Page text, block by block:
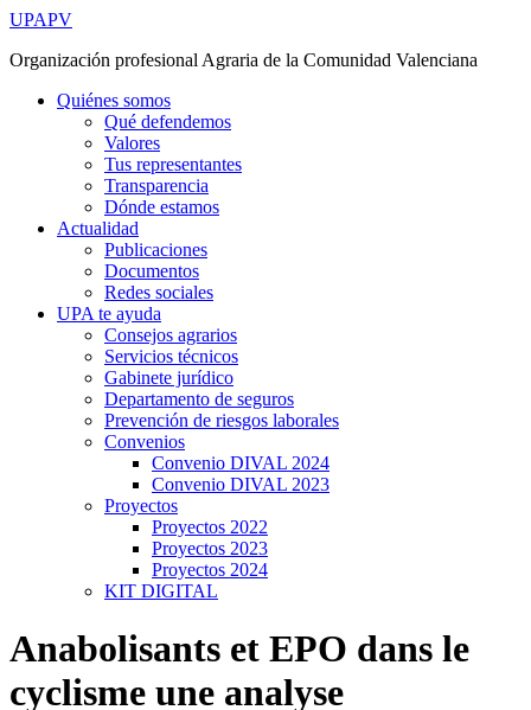
Ir
contenido
UPAPV
Organización profesional Agraria de la Comunidad Valenciana
Quiénes somos
Qué defendemos
Valores
Tus representantes
Transparencia
Dónde estamos
Actualidad
Publicaciones
Documentos
Redes sociales
UPA te ayuda
Consejos agrarios
Servicios técnicos
Gabinete jurídico
Departamento de seguros
Prevención de riesgos laborales
Convenios
Convenio DIVAL 2024
Convenio DIVAL 2023
Proyectos
Proyectos 2022
Proyectos 2023
Proyectos 2024
KIT DIGITAL
Anabolisants et EPO dans le
cyclisme une analyse